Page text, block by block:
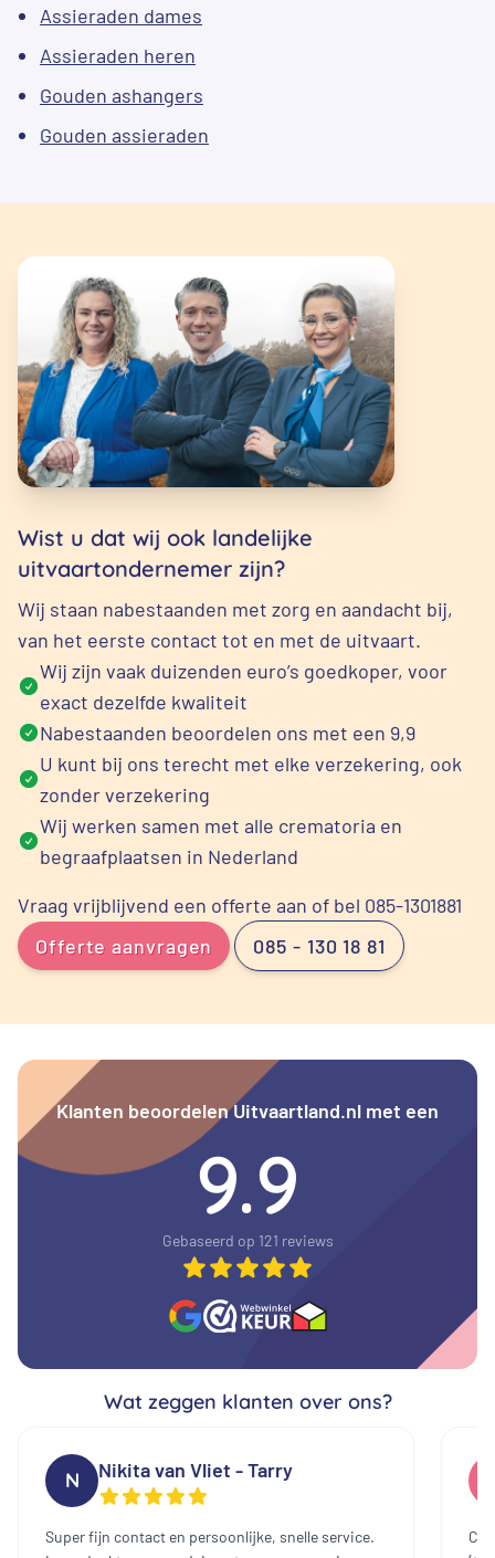
Assieraden dames
Assieraden heren
Gouden ashangers
Gouden assieraden
Wist u dat wij ook landelijke
uitvaartondernemer zijn?
Wij staan nabestaanden met zorg en aandacht bij,
van het eerste contact tot en met de uitvaart.
Wij zijn vaak duizenden euro’s goedkoper, voor
exact dezelfde kwaliteit
Nabestaanden beoordelen ons met een 9,9
U kunt bij ons terecht met elke verzekering, ook
zonder verzekering
Wij werken samen met alle crematoria en
begraafplaatsen in Nederland
Vraag vrijblijvend een offerte aan of bel 085-1301881
Offerte aanvragen
085 - 130 18 81
Klanten beoordelen Uitvaartland.nl met een
9.9
Gebaseerd op 121 reviews
Wat zeggen klanten over ons?
N Nikita van Vliet - Tarry
Super fijn contact en persoonlijke, snelle service.